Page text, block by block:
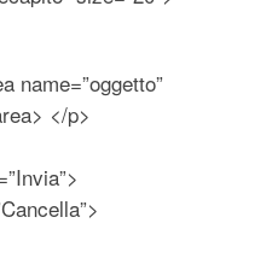
name=”oggetto”
</p>